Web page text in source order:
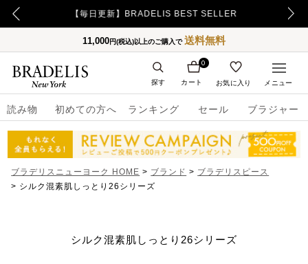
【毎日更新】BRADELIS BEST SELLER
11,000円(税込)以上のご購入で送料無料
読み物 初めての方へ ランキング セール ブラジャー
カート
0
お気に入り
探す メニュー
ブラデリスニューヨーク HOME ブランド
ブラデリスピース
シルク混素肌しっとり26シリーズ
シルク混素肌しっとり26シリーズ